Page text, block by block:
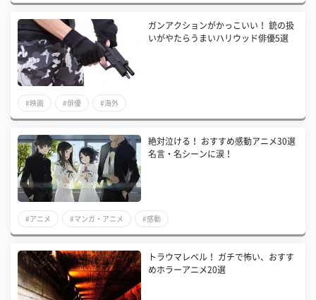
ガンアクションがかっこいい！ 銃の扱
いがやたらうまいハリウッド俳優5選
#映画 #俳優 #海外
絶対泣ける！ おすすめ感動アニメ30選
名言・名シーンに涙！
#アニメ #マンガ・アニメ #感動
トラウマレベル！ ガチで怖い、おすす
めホラーアニメ20選